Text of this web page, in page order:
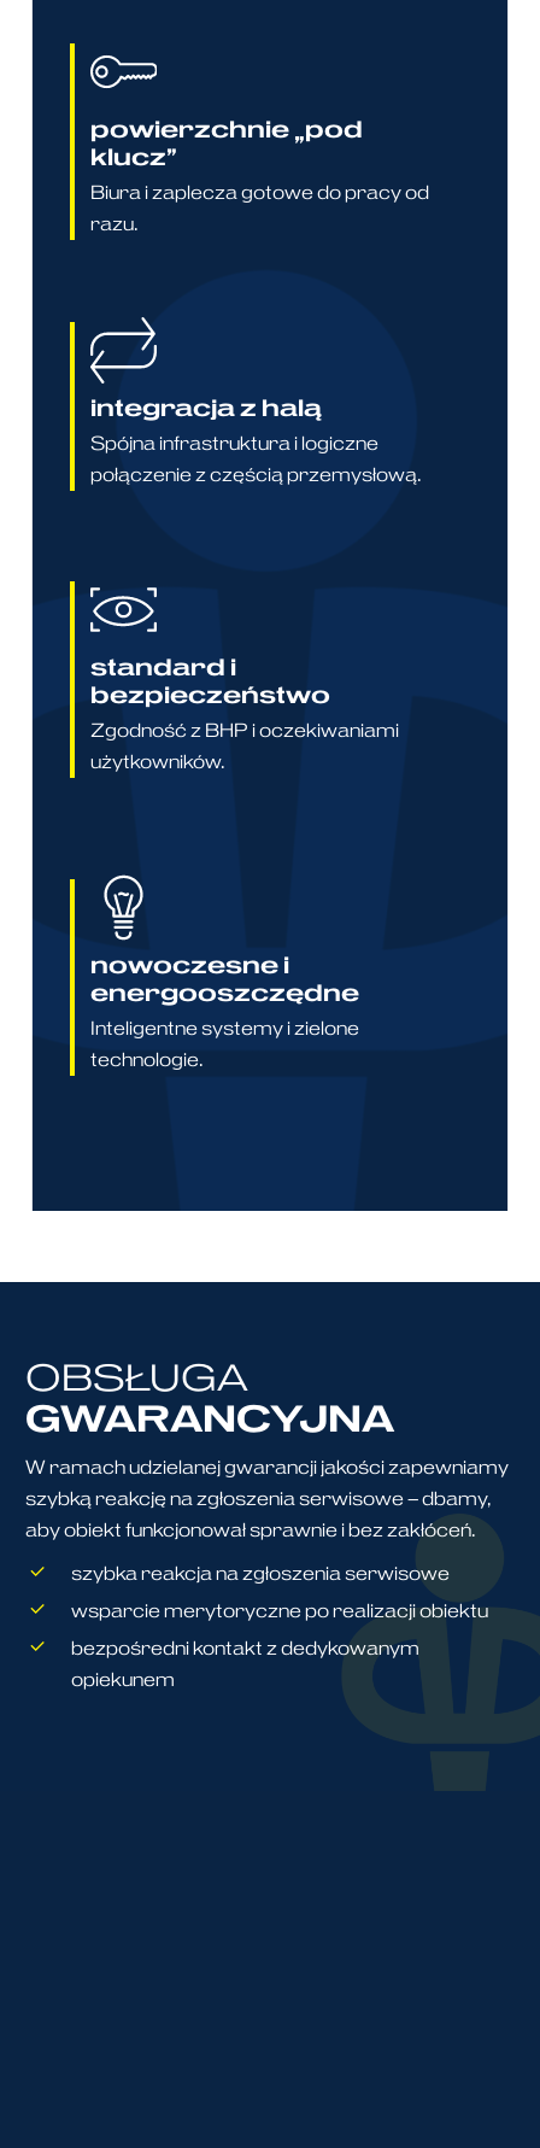
powierzchnie „pod
klucz”
Biura i zaplecza gotowe do pracy od
razu.
integracja z halą
Spójna infrastruktura i logiczne
połączenie z częścią przemysłową.
standard i
bezpieczeństwo
Zgodność z BHP i oczekiwaniami
użytkowników.
nowoczesne i
energooszczędne
Inteligentne systemy i zielone
technologie.
OBSŁUGA
GWARANCYJNA
W ramach udzielanej gwarancji jakości zapewniamy
szybką reakcję na zgłoszenia serwisowe – dbamy,
aby obiekt funkcjonował sprawnie i bez zakłóceń.
szybka reakcja na zgłoszenia serwisowe
wsparcie merytoryczne po realizacji obiektu
bezpośredni kontakt z dedykowanym
opiekunem